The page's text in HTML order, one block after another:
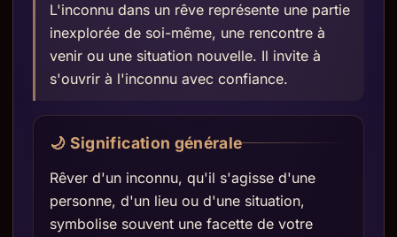
L'inconnu dans un rêve représente une partie
inexplorée de soi-même, une rencontre à
venir ou une situation nouvelle. Il invite à
s'ouvrir à l'inconnu avec confiance.
🌙 Signification générale
Rêver d'un inconnu, qu'il s'agisse d'une
personne, d'un lieu ou d'une situation,
symbolise souvent une facette de votre